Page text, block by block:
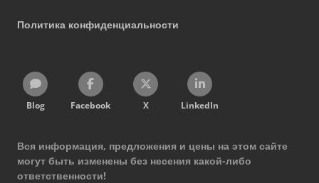
Политика конфиденциальности
Blog Facebook X LinkedIn
Вся информация, предложения и цены на этом сайте
могут быть изменены без несения какой-либо
ответственности!